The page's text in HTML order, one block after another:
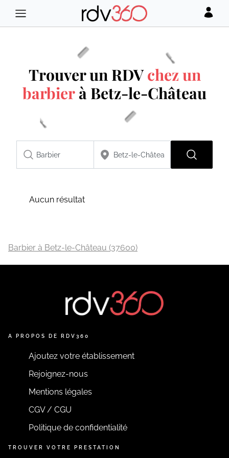
Trouver un RDVchez un
barbierà Betz-le-Château
Aucun résultat
Barbier à Betz-le-Château (37600)
A PROPOS DE RDV360
Ajoutez votre établissement
Rejoignez-nous
Mentions légales
CGV / CGU
Politique de confidentialité
TROUVER VOTRE PRESTATION